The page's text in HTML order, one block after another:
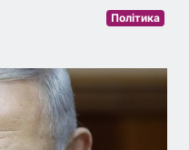
Політика